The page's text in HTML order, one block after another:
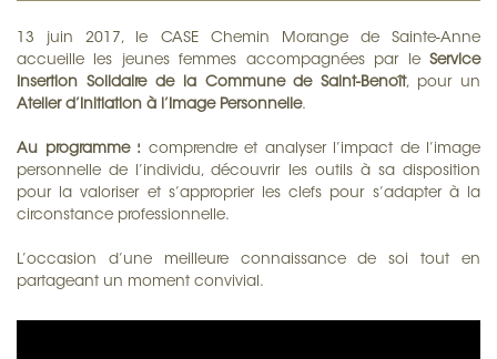
13 juin 2017, le CASE Chemin Morange de Sainte-Anne
accueille les jeunes femmes accompagnées par le Service
Insertion Solidaire de la Commune de Saint-Benoît, pour un
Atelier d’Initiation à l’Image Personnelle.
Au programme : comprendre et analyser l’impact de l’image
personnelle de l’individu, découvrir les outils à sa disposition
pour la valoriser et s’approprier les clefs pour s’adapter à la
circonstance professionnelle.
L’occasion d’une meilleure connaissance de soi tout en
partageant un moment convivial.